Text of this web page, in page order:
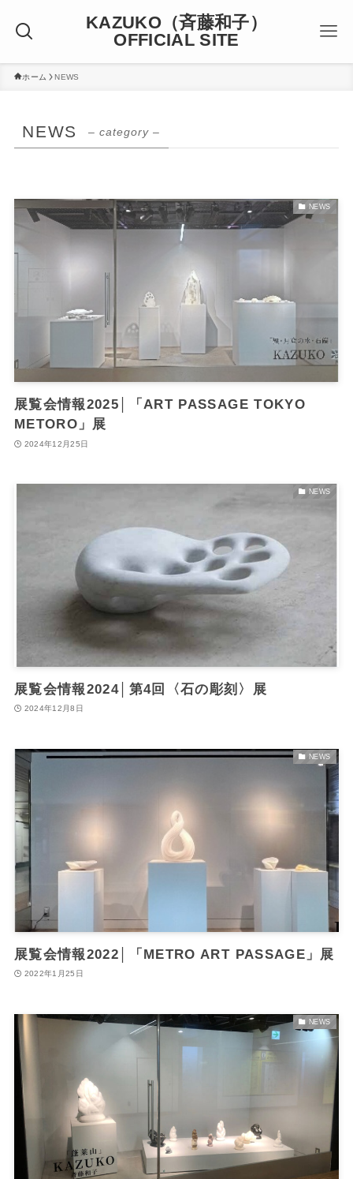
KAZUKO（斉藤和子）
OFFICIAL SITE
ホーム NEWS
NEWS – category –
NEWS
展覧会情報2025│「ART PASSAGE TOKYO
METORO」展
2024年12月25日
NEWS
展覧会情報2024│第4回〈石の彫刻〉展
2024年12月8日
NEWS
展覧会情報2022│「METRO ART PASSAGE」展
2022年1月25日
NEWS